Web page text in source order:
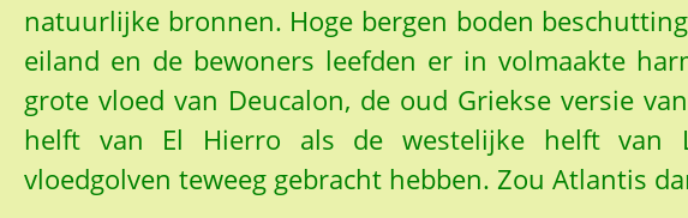
natuurlijke bronnen. Hoge bergen boden
eiland en de bewoners leefden er in volmaakte
grote vloed van Deucalon, de oud Griekse versie
helft van El Hierro als de westelijke helft van
vloedgolven teweeg gebracht hebben. Zou Atlantis